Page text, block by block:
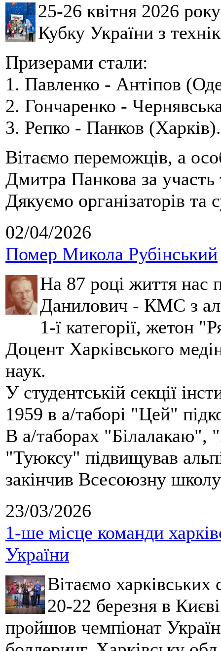
25-26 квітня 2026
Кубку України з
Призерами стали:
1. Павленко - Антіпов
2. Гончаренко -
3. Репко - Панков (Харків).
Вітаємо переможців, а
Дмитра Панкова за
Дякуємо організаторів та
02/04/2026
Помер Микола Рубінський
На 87 році життя нас
Данилович - КМС з
1-ї категорії, жетон
Доцент Харківського
наук.
У студентській секції
1959 в а/таборі "Цей"
В а/таборах "Білалакаю",
"Туюксу" підвищував
закінчив Всесоюзну
23/03/2026
1-ше місце команди
України
Вітаємо
20-22 березня в
пройшов чемпіонат